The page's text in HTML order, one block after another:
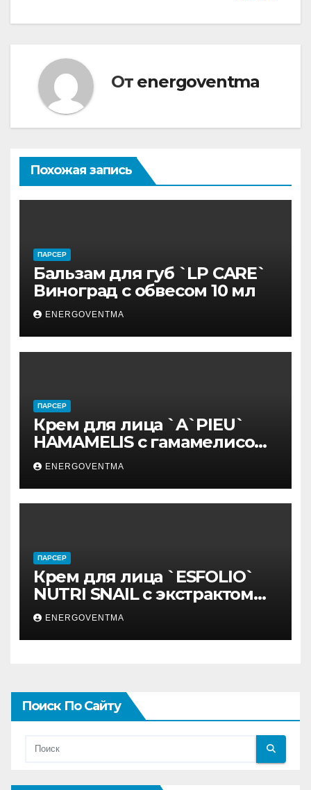
От energoventma
Похожая запись
ПАРСЕР
Бальзам для губ `LP CARE`
Виноград с обвесом 10 мл
ENERGOVENTMA
ПАРСЕР
Крем для лица `A`PIEU`
HAMAMELIS с гамамелисом
50 мл
ENERGOVENTMA
ПАРСЕР
Крем для лица `ESFOLIO`
NUTRI SNAIL с экстрактом
муцина улитки 200 мл
ENERGOVENTMA
Поиск По Сайту